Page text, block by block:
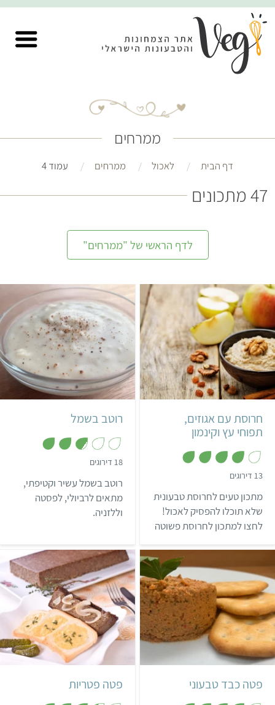
ממרחים
דף הבית לאכול ממרחים עמוד 4
47 מתכונים
לדף הראשי של "ממרחים"
קל
חרוסת עם אגוזים,
תפוחי עץ וקינמון
13 דירוגים
ת
ו
ך
5
מתכון טעים לחרוסת טבעונית
שלא תוכלו להפסיק לאכול!
לחצו למתכון לחרוסת פשוטה
קל 5 דקות
200 גרם צרפתי
רוטב בשמל
18 דירוגים
8
מ
ת
רוטב בשמל עשיר וקטיפתי,
מתאים לרביולי, לפסטה
וללזניה.
קל 25 דקות
6 מנות
פטה כבד טבעוני
בינוני שעה ו-30 דקות
צרפתי
פטה פטריות